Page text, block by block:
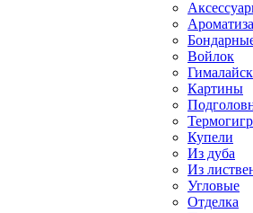
Войлок
Картины
Купели
Из дуба
Из
Угловые
Отделка